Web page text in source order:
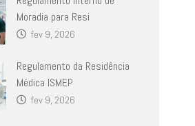
Moradia para Resi
fev 9, 2026
Regulamento da Residência
Médica ISMEP
fev 9, 2026